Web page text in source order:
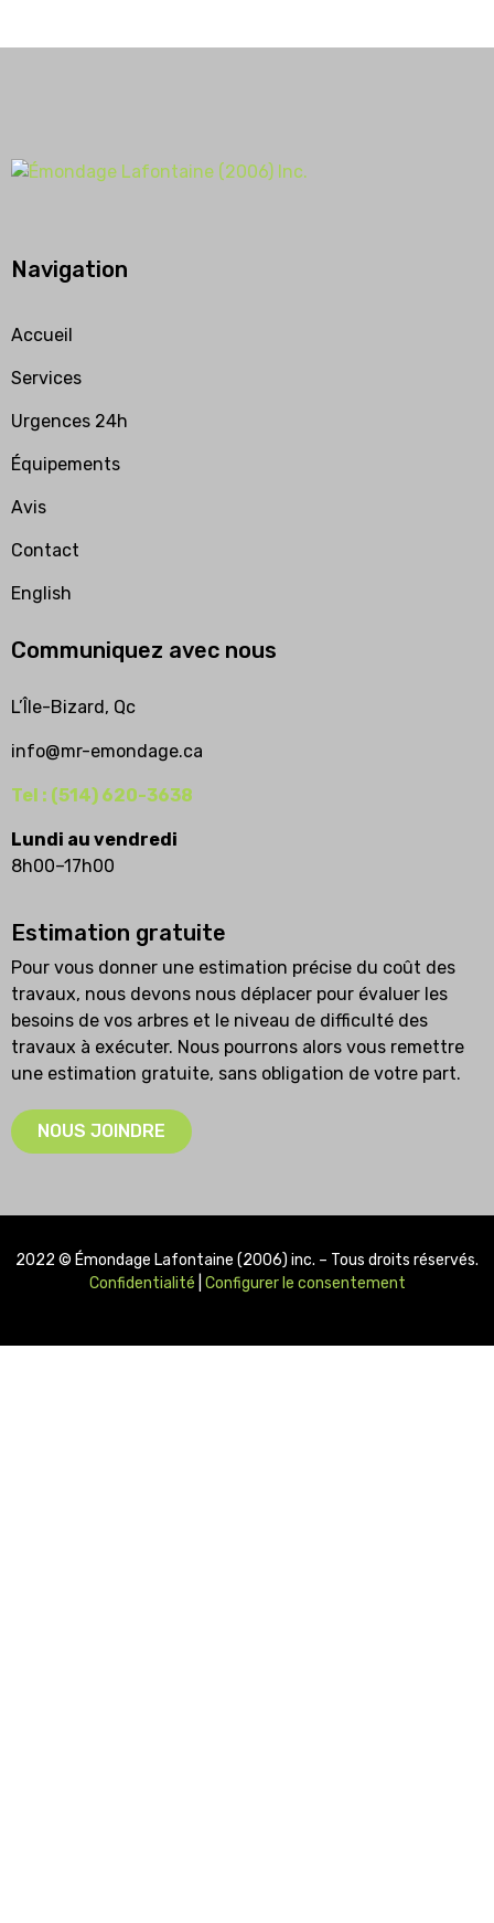
Navigation
Accueil
Services
Urgences 24h
Équipements
Avis
Contact
English
Communiquez avec nous
L’Île-Bizard, Qc
info@mr-emondage.ca
Tel : (514) 620-3638
Lundi au vendredi
8h00–17h00
Estimation gratuite
Pour vous donner une estimation précise du coût des
travaux, nous devons nous déplacer pour évaluer les
besoins de vos arbres et le niveau de difficulté des
travaux à exécuter. Nous pourrons alors vous remettre
une estimation gratuite, sans obligation de votre part.
NOUS JOINDRE
2022 © Émondage Lafontaine (2006) inc. – Tous droits réservés.
Confidentialité Configurer le consentement